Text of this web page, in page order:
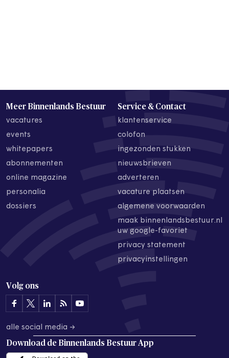
Meer Binnenlands Bestuur
vacatures
events
whitepapers
abonnementen
online magazine
personalia
dossiers
Service & Contact
klantenservice
colofon
ingezonden stukken
nieuwsbrieven
adverteren
vacature plaatsen
algemene voorwaarden
maak binnenlandsbestuur.nl
uw google-favoriet
privacy statement
privacyinstellingen
Volg ons
alle social media →
Download de Binnenlands Bestuur App